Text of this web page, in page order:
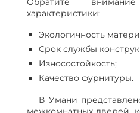
характеристики:
Экологичность
Срок службы
Износостойкость;
Качество фурнитуры.
В Умани